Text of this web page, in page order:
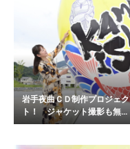
岩手夜曲ＣＤ制作プロジェク
ト！ ジャケット撮影も無...